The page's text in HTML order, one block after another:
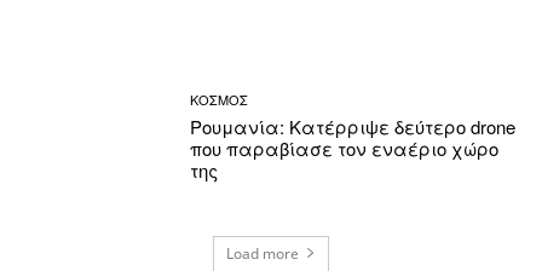
ΚΟΣΜΟΣ
Ρουμανία: Κατέρριψε δεύτερο drone
που παραβίασε τον εναέριο χώρο
της
Load more